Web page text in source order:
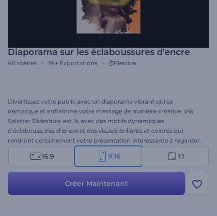
Diaporama sur les éclaboussures d'encre
40 scènes 1K+ Exportations Flexible
Divertissez votre public avec un diaporama vibrant qui se
démarque et enflamme votre message de manière créative. Ink
Splatter Slideshow est là, avec des motifs dynamiques
d'éclaboussures d'encre et des visuels brillants et colorés qui
rendront certainement votre présentation intéressante à regarder.
Il vous suffit de télécharger vos fichiers multimédias, d'écrire vos
textes, de choisir une piste musicale et d'attendre quelques
usage personnel ou professionnel, les présentations à thème, les
16:9 9:16 1:1
Créer Maintenant